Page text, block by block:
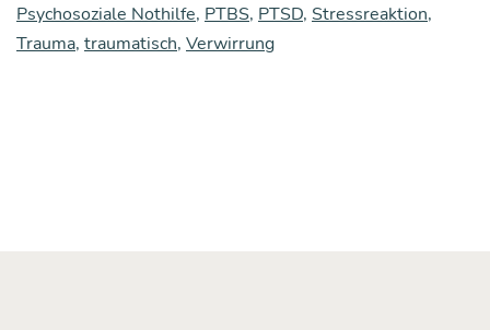
Psychosoziale Nothilfe, PTBS, PTSD, Stressreaktion,
Trauma, traumatisch, Verwirrung